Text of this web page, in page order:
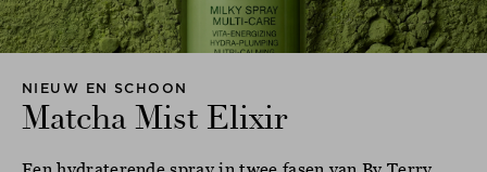
NIEUW EN SCHOON
Matcha Mist Elixir